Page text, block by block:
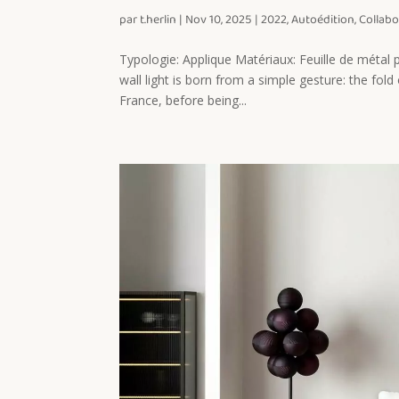
part.herlin | Nov 10, 2025 |2022,Autoédition,
Typologie: Applique Matériaux: Feuille de métal
wall light is born from a simple gesture: the
France, before being...